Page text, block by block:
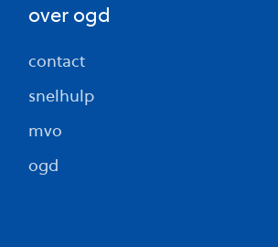
over ogd
contact
snelhulp
mvo
ogd